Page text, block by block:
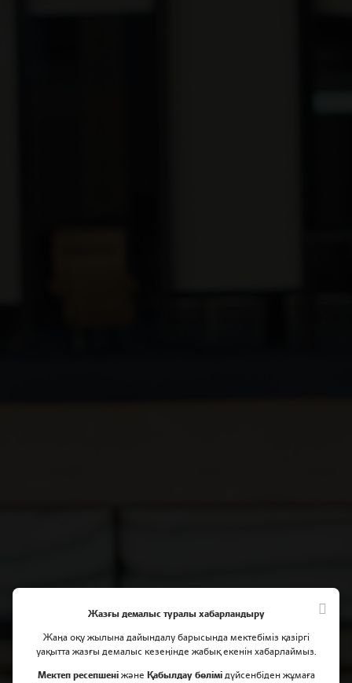
Жазғы демалыс туралы хабарландыру
Жаңа оқу жылына дайындалу барысында мектебіміз қазіргі
уақытта жазғы демалыс кезеңінде жабық екенін хабарлаймыз.
Мектеп ресепшеніжәне Қабылдау бөлімідүйсенбіден жұмаға